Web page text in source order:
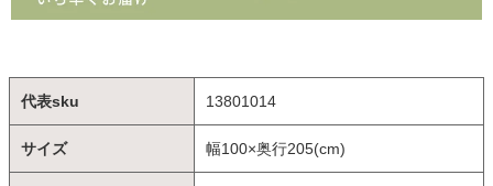
代表sku 13801014
サイズ 幅100×奥行205(cm)